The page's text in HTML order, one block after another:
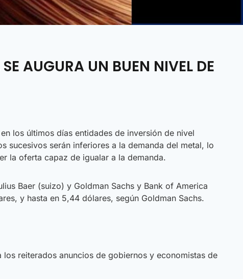
AUGURA UN BUEN NIVEL DE
los últimos días entidades de inversión de nivel
sucesivos serán inferiores a la demanda del metal, lo
la oferta capaz de igualar a la demanda.
Baer (suizo) y Goldman Sachs y Bank of America
y hasta en 5,44 dólares, según Goldman Sachs.
reiterados anuncios de gobiernos y economistas de